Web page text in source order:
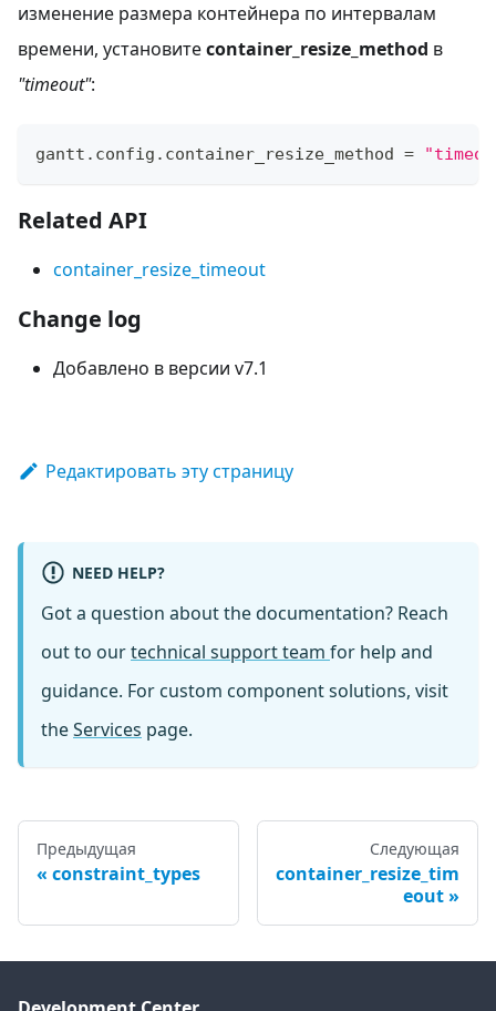
изменение размера контейнера по интервалам
времени, установитеcontainer_resize_method в
"timeout":
gantt . config . container_resize_method =
Related API
container_resize_timeout
Change log
Добавлено в версии v7.1
Редактировать эту страницу
NEED HELP?
Got a question about the documentation? Reach
out to ourtechnical support team for help and
guidance. For custom component solutions, visit
theServices page.
Предыдущая
constraint_types
Следующая
container_resize_tim
eout